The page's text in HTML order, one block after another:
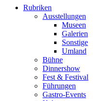
Rubriken
Ausstellungen
Museen
Galerien
Sonstige
Umland
Bühne
Dinnershow
Fest & Festival
Führungen
Gastro-Events